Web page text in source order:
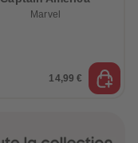
Marvel
14,99 €